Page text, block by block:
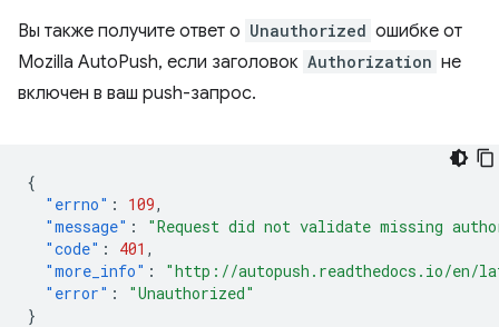
Вы также получите ответ о Unauthorized ошибке от
Mozilla AutoPush, если заголовок Authorization не
включен в ваш push-запрос.
{
"errno" : 109,
"message" :
"Request did not validate missing
"code" : 401 ,
"more_info" :
"http://autopush.readthedocs.io/en/
"error" :
"Unauthorized"
}